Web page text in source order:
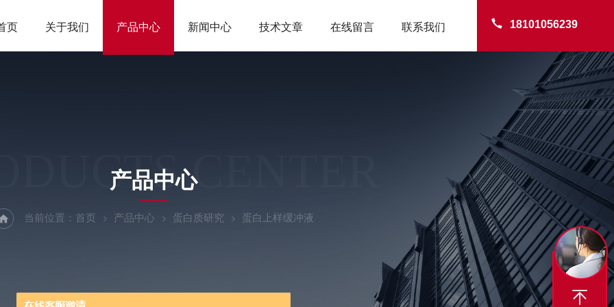
18101056239
页 关于我们 产品中心 新闻中心 技术文章 在线留言 联系我们
CENTER
产品中心
当前位置： 首页 产品中心 蛋白质研究 蛋白上样缓冲液